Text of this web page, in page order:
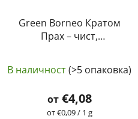
Green Borneo Кратом
Прах – чист,
| GreenGuru
оценка
на
продукта
В наличност(>5 опаковка)
от€4,08
Измерване
от €0,09 / 1 g